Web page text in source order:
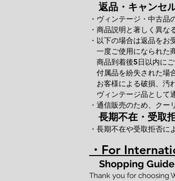
返品・キャンセ
・ヴィンテージ・中古品
・商品説明と著しく異な
・以下の場合は返品をお
一度ご使用になられた
商品到着後5日以内に
付属品を紛失された場
お客様による破損、汚
ヴィンテージ品として
・通信販売のため、クー
長期不在・受取
・長期不在や受取拒否
・For
Shopping Guide
Thank you for choosing